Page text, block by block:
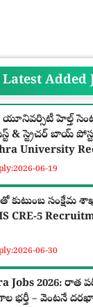
Latest Added
యూనివర్సిటీ హెల్త్
& స్ట్రెచర్ బాయ్
University
2026-06-19
కుటుంబ సంక్షేమ
CRE-5
2026-06-30
Jobs 2026: రాత
భర్తీ – వెంటనే